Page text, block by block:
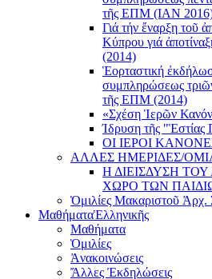
τῆς ΕΠΜ (ΙΑΝ
Γιά τήν ἔναρξη τοῦ
Κύπρου γιά
(2014)
Ἑορταστική
συμπληρώσεως
τῆς ΕΠΜ (2014)
«Σχέση Ἱερῶν
Ίδρυση τῆς
ΟΙ ΙΕΡΟΙ
ΑΛΛΕΣ ΗΜΕΡΙΔΕΣ/
Η ΔΙΕΙΣΔΥΣΗ
ΧΩΡΟ ΤΩΝ
Ὁμιλίες Μακαριστοῦ Ἀρχ.
ΜαθήματαἙλληνικῆς
Μαθήματα
Ὁμιλίες
Ἀνακοινώσεις
Ἄλλες Ἐκδηλώσεις